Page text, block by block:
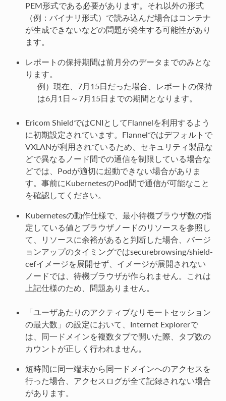
PEM形式である必要があります。それ以外の形式
（例：バイナリ形式）で読み込んだ場合はコンテナ
が生成できないなどの問題が発生する可能性があり
ます。
レポートの保持期間は前月分のデータまでのみとな
ります。
例）現在、7月15日だった場合、レポートの保持
は6月1日～7月15日までの期間となります。
Ericom ShieldではCNIとしてFlannelを利用するよう
に初期設定されています。Flannelではデフォルトで
VXLANが利用されているため、セキュリティ製品な
どで異なるノード間での通信を制限している場合な
どでは、Podが適切に起動できない場合がありま
す。事前にKubernetesのPod間で通信が可能なこと
を確認してください。
Kubernetesの動作仕様で、最小待機ブラウザ数の指
定している値とブラウザノードのリソースを参照し
て、リソースに余裕があると判断した場合、バージ
ョンアップのタイミングではsecurebrowsing/shield-
cefイメージを展開せず、イメージが展開されない
ノードでは、待機ブラウザが作られません。これは
上記仕様のため、問題ありません。
「ユーザあたりのアクティブなリモートセッション
の最大数」の設定において、Internet Explorerで
は、同一ドメインを複数タブで開いた際、タブ数の
カウントが正しく行われません。
短時間に同一端末から同一ドメインへのアクセスを
行った場合、アクセスログが全て記録されない場合
があります。